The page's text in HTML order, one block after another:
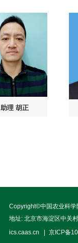
助理胡正
Copyright©中国农业科
地址: 北京市海淀区中关
ics.caas.cn
京ICP备